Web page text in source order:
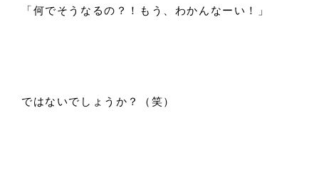
「何でそうなるの？！もう、わかんなーい！」
ではないでしょうか？（笑）